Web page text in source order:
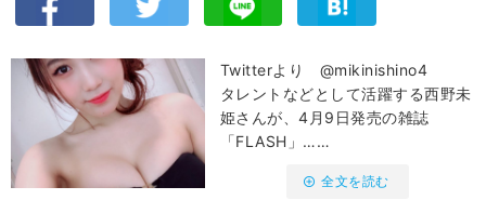
Twitterより @mikinishino4
タレントなどとして活躍する西野未
姫さんが、4月9日発売の雑誌
「FLASH」……
全文を読む